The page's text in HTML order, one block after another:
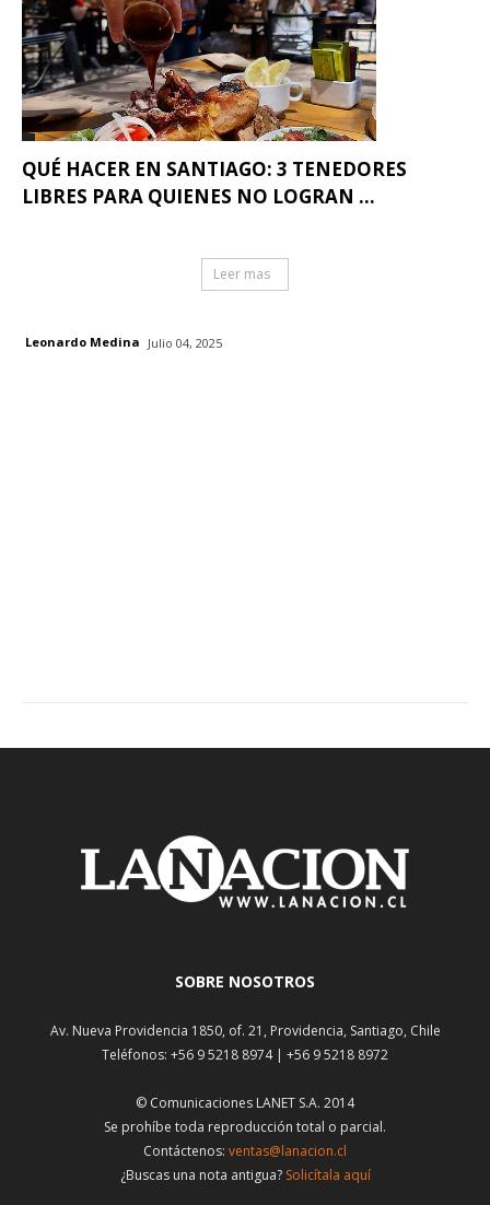
QUÉ HACER EN SANTIAGO: 3 TENEDORES
LIBRES PARA QUIENES NO LOGRAN ...
Leer mas
Leonardo Medina Julio 04, 2025
SOBRE NOSOTROS
Av. Nueva Providencia 1850, of. 21, Providencia, Santiago, Chile
Teléfonos: +56 9 5218 8974 | +56 9 5218 8972
© Comunicaciones LANET S.A. 2014
Se prohíbe toda reproducción total o parcial.
Contáctenos: ventas@lanacion.cl
¿Buscas una nota antigua? Solicítala aquí